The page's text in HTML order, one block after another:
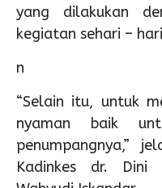
yang dilakukan
kegiatan sehari –
n
“Selain itu, untuk
nyaman baik
penumpangnya,”
Kadinkes dr. Dini